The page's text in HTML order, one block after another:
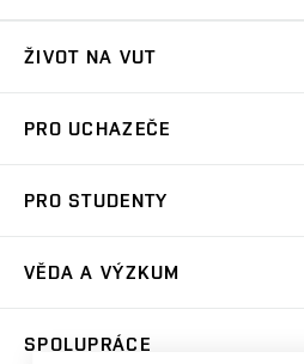
ŽIVOT NA VUT
Koleje
Sport na VUT
PRO UCHAZEČE
Dny otevřených dveří
Celoživotní vzdělávání
PRO STUDENTY
Harmonogram akademického roku
Zpracování osobních údajů studentů
Sociální bezpečí
VĚDA A VÝZKUM
SPOLUPRÁCE